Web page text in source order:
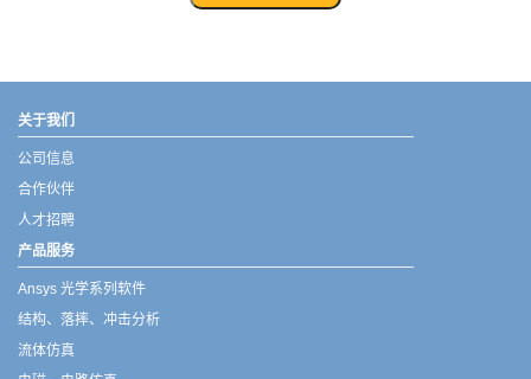
关于我们
公司信息
合作伙伴
人才招聘
产品服务
Ansys 光学系列软件
结构、落摔、冲击分析
流体仿真